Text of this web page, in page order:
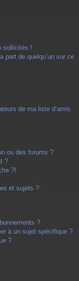
sollicités !
part de quelqu’un sur ce
de ma liste d’amis
ou des forums ?
?
?!
et sujets ?
?
à un sujet spécifique ?
?